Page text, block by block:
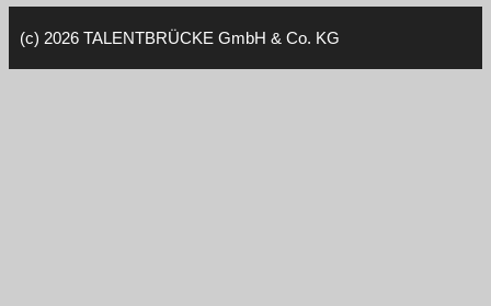
(c) 2026 TALENTBRÜCKE GmbH & Co. KG